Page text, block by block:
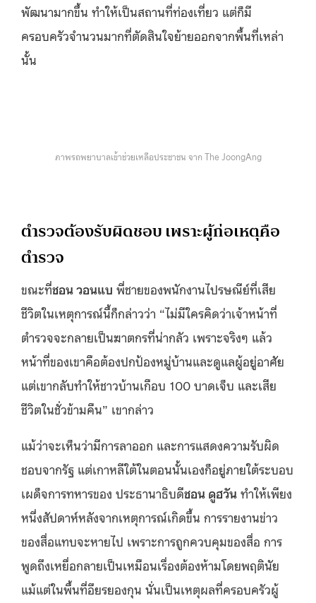
พัฒนามากขึ้น ทำให้เป็นสถานที่ท่องเที่ยว แต่ก็มี
ครอบครัวจำนวนมากที่ตัดสินใจย้ายออกจากพื้นที่เหล่า
นั้น
ภาพรถพยาบาลเข้าช่วยเหลือประชาชน จาก The JoongAng
ตำรวจต้องรับผิดชอบ เพราะผู้ก่อเหตุคือ
ตำรวจ
ขณะที่ชอน วอนแบ พี่ชายของพนักงานไปรษณีย์ที่เสีย
ชีวิตในเหตุการณ์นี้ก็กล่าวว่า “ไม่มีใครคิดว่าเจ้าหน้าที่
ตำรวจจะกลายเป็นฆาตกรที่น่ากลัว เพราะจริงๆ แล้ว
หน้าที่ของเขาคือต้องปกป้องหมู่บ้านและดูแลผู้อยู่อาศัย
แต่เขากลับทำให้ชาวบ้านเกือบ 100 บาดเจ็บ และเสีย
ชีวิตในชั่วข้ามคืน” เขากล่าว
แม้ว่าจะเห็นว่ามีการลาออก และการแสดงความรับผิด
ชอบจากรัฐ แต่เกาหลีใต้ในตอนนั้นเองก็อยู่ภายใต้ระบอบ
เผด็จการทหารของ ประธานาธิบดีชอน ดูฮวัน ทำให้เพียง
หนึ่งสัปดาห์หลังจากเหตุการณ์เกิดขึ้น การรายงานข่าว
ของสื่อแทบจะหายไป เพราะการถูกควบคุมของสื่อ การ
พูดถึงเหยื่อกลายเป็นเหมือนเรื่องต้องห้ามโดยพฤตินัย
แม้แต่ในพื้นที่อึยรยองกุน นั่นเป็นเหตุผลที่ครอบครัวผู้